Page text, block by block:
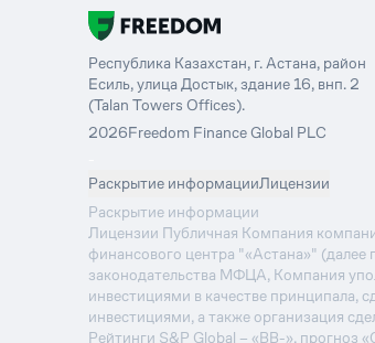
Республика Казахстан, г. Астана, район
Есиль, улица Достык, здание 16, внп. 2
(Talan Towers Offices).
2026Freedom Finance Global PLC
Раскрытие информацииЛицензии
Раскрытие информации
Лицензии Публичная Компания
финансового центра "«Астана»"
законодательства МФЦА, Компания
инвестициями в качестве принципала,
инвестициями, а также организация
Рейтинги S&P Global – «BB-», прогноз